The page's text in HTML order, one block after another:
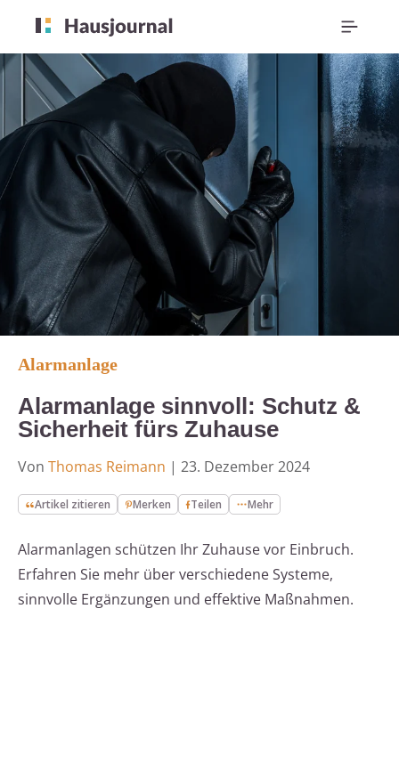
Alarmanlage
Alarmanlage sinnvoll: Schutz &
Sicherheit fürs Zuhause
Von Thomas Reimann | 23. Dezember 2024
Artikel zitieren Merken Teilen Mehr
Alarmanlagen schützen Ihr Zuhause vor Einbruch.
Erfahren Sie mehr über verschiedene Systeme,
sinnvolle Ergänzungen und effektive Maßnahmen.